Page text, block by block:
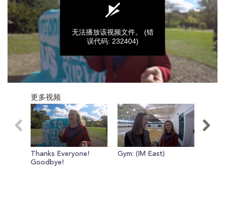
seconds
seconds
无法播放该视频文件。
(错
误代码: 232404)
更多视频
Thanks Everyone!
Goodbye!
Gym: (IM East)